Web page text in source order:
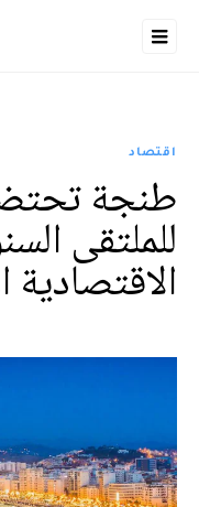
اقتصاد
طنجة
للملتقى
الاقتصادية